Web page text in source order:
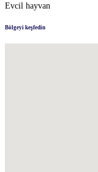
Evcil hayvan
Bölgeyi keşfedin